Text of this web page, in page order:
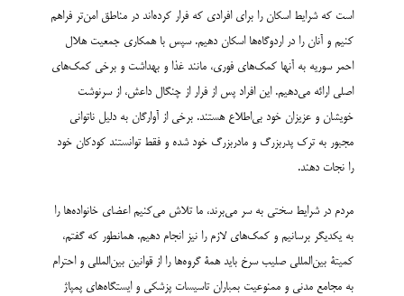
است که شرایط اسکان را برای افرادی که فرار کرده‌اند در مناطق امن‌تر فراهم
کنیم و آنان را در اردوگاه‌ها اسکان دهیم. سپس با همکاری جمعیت هلال
احمر سوریه به آنها کمک‌های فوری، مانند غذا و بهداشت و برخی کمک‌های
اصلی ارائه می‌دهیم. این افراد پس از فرار از چنگال داعش، از سرنوشت
خویشان و عزیزان خود بی‌اطلاع هستند. برخی از آوارگان به دلیل ناتوانی
مجبور به ترک پدربزرگ و مادربزرگ خود شده و فقط توانستند کودکان خود
را نجات دهند.
مردم در شرایط سختی به سر می‌برند، ما تلاش می‌کنیم اعضای خانواده‌ها را
به یکدیگر برسانیم و کمک‌های لازم را نیز انجام دهیم. همانطور که گفتم،
کمیتۀ بین‌المللی صلیب سرخ باید همۀ گروه‌ها را از قوانین بین‌المللی و احترام
به مجامع مدنی و ممنوعیت بمباران تاسیسات پزشکی و ایستگاه‌های پمپاژ